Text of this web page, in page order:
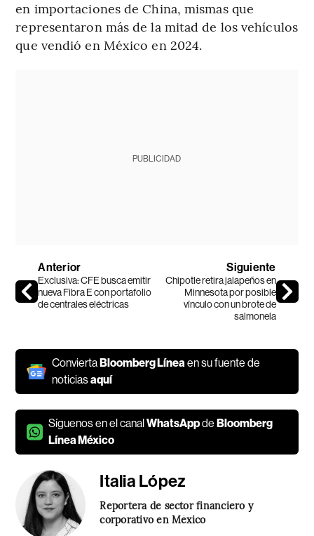
en importaciones de China, mismas que
representaron más de la mitad de los vehículos
que vendió en México en 2024.
PUBLICIDAD
Anterior
Exclusiva: CFE busca emitir
nueva Fibra E con portafolio
de centrales eléctricas
Siguiente
Chipotle retira jalapeños en
Minnesota por posible
vínculo con un brote de
salmonela
ConviertaBloomberg Líneaen su fuente de
noticiasaquí
Síguenos en el canalWhatsAppdeBloomberg
Línea México
Italia López
Reportera de sector financiero y
corporativo en México